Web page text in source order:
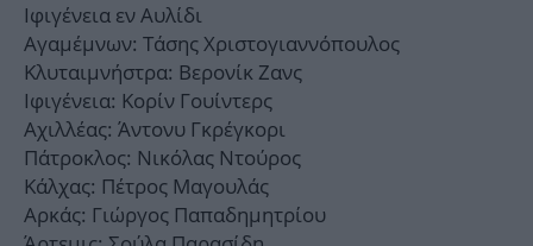
Ιφιγένεια εν Αυλίδι
Αγαμέμνων: Τάσης Χριστογιαννόπουλος
Κλυταιμνήστρα: Βερονίκ Ζανς
Ιφιγένεια: Κορίν Γουίντερς
Αχιλλέας: Άντονυ Γκρέγκορι
Πάτροκλος: Νικόλας Ντούρος
Κάλχας: Πέτρος Μαγουλάς
Αρκάς: Γιώργος Παπαδημητρίου